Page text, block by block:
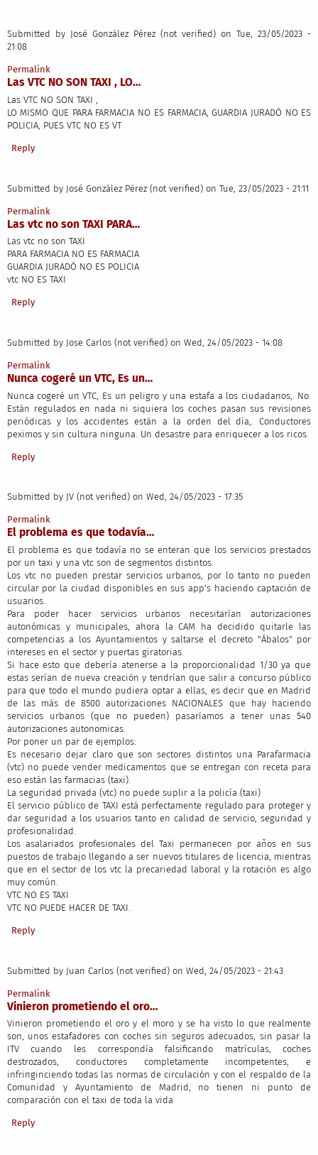
Submitted by José González Pérez (not verified) on Tue, 23/05/2023 -
21:08
Permalink
Las VTC NO SON TAXI , LO…
Las VTC NO SON TAXI ,
LO MISMO QUE PARA FARMACIA NO ES FARMACIA, GUARDIA JURADÓ NO ES
POLICIA, PUES VTC NO ES VT
Reply
Submitted by José González Pérez (not verified) on Tue, 23/05/2023 - 21:11
Permalink
Las vtc no son TAXI PARA…
Las vtc no son TAXI
PARA FARMACIA NO ES FARMACIA
GUARDIA JURADÓ NO ES POLICIA
vtc NO ES TAXI
Reply
Submitted by Jose Carlos (not verified) on Wed, 24/05/2023 - 14:08
Permalink
Nunca cogeré un VTC, Es un…
Nunca cogeré un VTC, Es un peligro y una estafa a los ciudadanos,. No.
Están regulados en nada ni siquiera los coches pasan sus revisiones
periódicas y los accidentes están a la orden del día,. Conductores
peximos y sin cultura ninguna. Un desastre para enriquecer a los ricos.
Reply
Submitted by JV (not verified) on Wed, 24/05/2023 - 17:35
Permalink
El problema es que todavía…
El problema es que todavía no se enteran que los servicios prestados
por un taxi y una vtc son de segmentos distintos.
Los vtc no pueden prestar servicios urbanos, por lo tanto no pueden
circular por la ciudad disponibles en sus app's haciendo captación de
usuarios.
Para poder hacer servicios urbanos necesitarían autorizaciones
autonómicas y municipales, ahora la CAM ha decidido quitarle las
competencias a los Ayuntamientos y saltarse el decreto "Ábalos" por
intereses en el sector y puertas giratorias.
Si hace esto que debería atenerse a la proporcionalidad 1/30 ya que
estas serían de nueva creación y tendrían que salir a concurso público
para que todo el mundo pudiera optar a ellas, es decir que en Madrid
de las más de 8500 autorizaciones NACIONALES que hay haciendo
servicios urbanos (que no pueden) pasaríamos a tener unas 540
autorizaciones autonomicas.
Por poner un par de ejemplos:
Es necesario dejar claro que son sectores distintos una Parafarmacia
(vtc) no puede vender medicamentos que se entregan con receta para
eso están las farmacias (taxi).
La seguridad privada (vtc) no puede suplir a la policía (taxi)
El servicio público de TAXI está perfectamente regulado para proteger y
dar seguridad a los usuarios tanto en calidad de servicio, seguridad y
profesionalidad.
Los asalariados profesionales del Taxi permanecen por años en sus
puestos de trabajo llegando a ser nuevos titulares de licencia, mientras
que en el sector de los vtc la precariedad laboral y la rotación es algo
muy común.
VTC NO ES TAXI
VTC NO PUEDE HACER DE TAXI.
Reply
Submitted by Juan Carlos (not verified) on Wed, 24/05/2023 - 21:43
Permalink
Vinieron prometiendo el oro…
Vinieron prometiendo el oro y el moro y se ha visto lo que realmente
son, unos estafadores con coches sin seguros adecuados, sin pasar la
ITV cuando les correspondía falsificando matrículas, coches
destrozados, conductores completamente incompetentes, e
infringinciendo todas las normas de circulación y con el respaldo de la
Comunidad y Ayuntamiento de Madrid, no tienen ni punto de
comparación con el taxi de toda la vida
Reply